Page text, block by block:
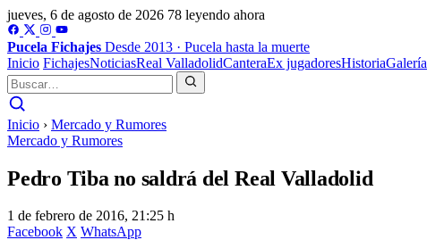
jueves, 6 de agosto de 2026 78 leyendo ahora
Pucela Fichajes Desde 2013 · Pucela hasta la muerte
Inicio FichajesNoticiasReal ValladolidCanteraEx jugadoresHistoriaGalería
Inicio › Mercado y Rumores
Mercado y Rumores
Pedro Tiba no saldrá del Real Valladolid
1 de febrero de 2016, 21:25 h
Facebook X WhatsApp